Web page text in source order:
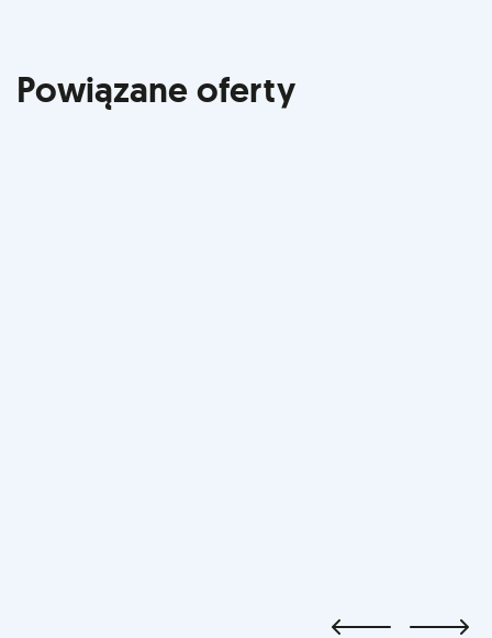
Powiązane oferty